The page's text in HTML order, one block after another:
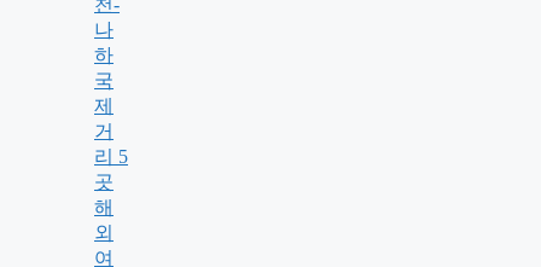
나
하
국
제
거
리 5
곳
해
외
여